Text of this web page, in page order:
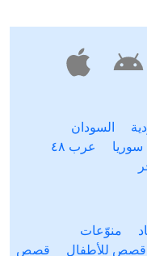
السودان
سوريا
عرب ٤٨
منوّعات
قصص للأطفال قصص